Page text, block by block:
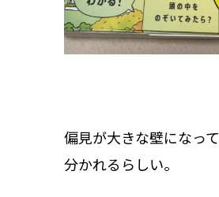
偏見が大きな壁になっ
分かれるらしい。